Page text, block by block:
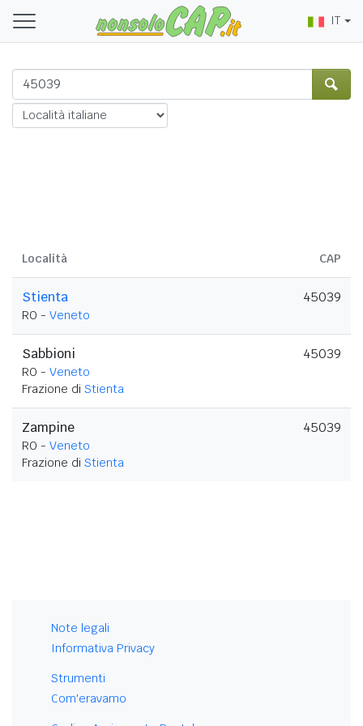
IT
Località CAP
Stienta
RO - Veneto
45039
Sabbioni
RO - Veneto
Frazione di Stienta
45039
Zampine
RO - Veneto
Frazione di Stienta
45039
Note legali
Informativa Privacy
Strumenti
Com'eravamo